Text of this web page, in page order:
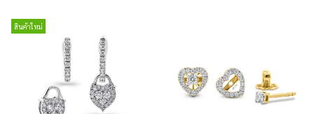
สินค้าใหม่